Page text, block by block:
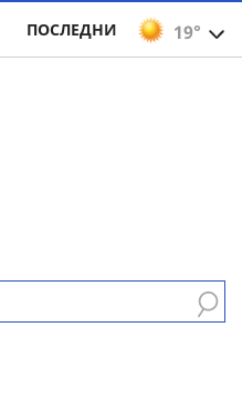
19°
ПОСЛЕДНИ